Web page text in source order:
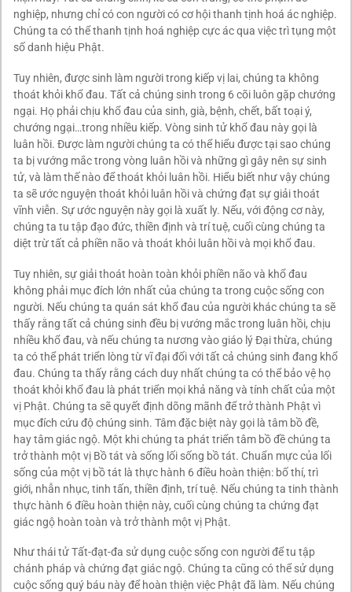
nghiệp, nhưng chỉ có con người có cơ hội thanh tịnh hoá ác nghiệp.
Chúng ta có thể thanh tịnh hoá nghiệp cực ác qua việc trì tụng một
số danh hiệu Phật.
Tuy nhiên, được sinh làm người trong kiếp vị lai, chúng ta không
thoát khỏi khổ đau. Tất cả chúng sinh trong 6 cõi luôn gặp chướng
ngại. Họ phải chịu khổ đau của sinh, già, bệnh, chết, bất toại ý,
chướng ngại…trong nhiều kiếp. Vòng sinh tử khổ đau này gọi là
luân hồi. Được làm người chúng ta có thể hiểu được tại sao chúng
ta bị vướng mắc trong vòng luân hồi và những gì gây nên sự sinh
tử, và làm thế nào để thoát khỏi luân hồi. Hiểu biết như vậy chúng
ta sẽ ước nguyện thoát khỏi luân hồi và chứng đạt sự giải thoát
vĩnh viễn. Sự ước nguyện này gọi là xuất ly. Nếu, với động cơ này,
chúng ta tu tập đạo đức, thiền định và trí tuệ, cuối cùng chúng ta
diệt trừ tất cả phiền não và thoát khỏi luân hồi và mọi khổ đau.
Tuy nhiên, sự giải thoát hoàn toàn khỏi phiền não và khổ đau
không phải mục đích lớn nhất của chúng ta trong cuộc sống con
người. Nếu chúng ta quán sát khổ đau của người khác chúng ta sẽ
thấy rằng tất cả chúng sinh đều bị vướng mắc trong luân hồi, chịu
nhiều khổ đau, và nếu chúng ta nương vào giáo lý Đại thừa, chúng
ta có thể phát triển lòng từ vĩ đại đối với tất cả chúng sinh đang khổ
đau. Chúng ta thấy rằng cách duy nhất chúng ta có thể bảo vệ họ
thoát khỏi khổ đau là phát triển mọi khả năng và tính chất của một
vị Phật. Chúng ta sẽ quyết định dõng mãnh để trở thành Phật vì
mục đích cứu độ chúng sinh. Tâm đặc biệt này gọi là tâm bồ đề,
hay tâm giác ngộ. Một khi chúng ta phát triển tâm bồ đề chúng ta
trở thành một vị Bồ tát và sống lối sống bồ tát. Chuẩn mực của lối
sống của một vị bồ tát là thực hành 6 điều hoàn thiện: bố thí, trì
giới, nhẫn nhục, tinh tấn, thiền định, trí tuệ. Nếu chúng ta tinh thành
thực hành 6 điều hoàn thiện này, cuối cùng chúng ta chứng đạt
giác ngộ hoàn toàn và trở thành một vị Phật.
Như thái tử Tất-đạt-đa sử dụng cuộc sống con người để tu tập
chánh pháp và chứng đạt giác ngộ. Chúng ta cũng có thể sử dụng
cuộc sống quý báu này để hoàn thiện việc Phật đã làm. Nếu chúng